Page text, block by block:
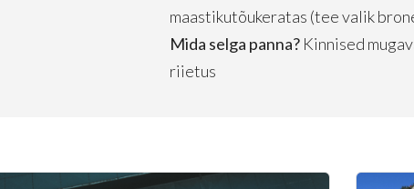
maastikutõukeratas (tee valik
Mida selga panna? Kinnised
riietus